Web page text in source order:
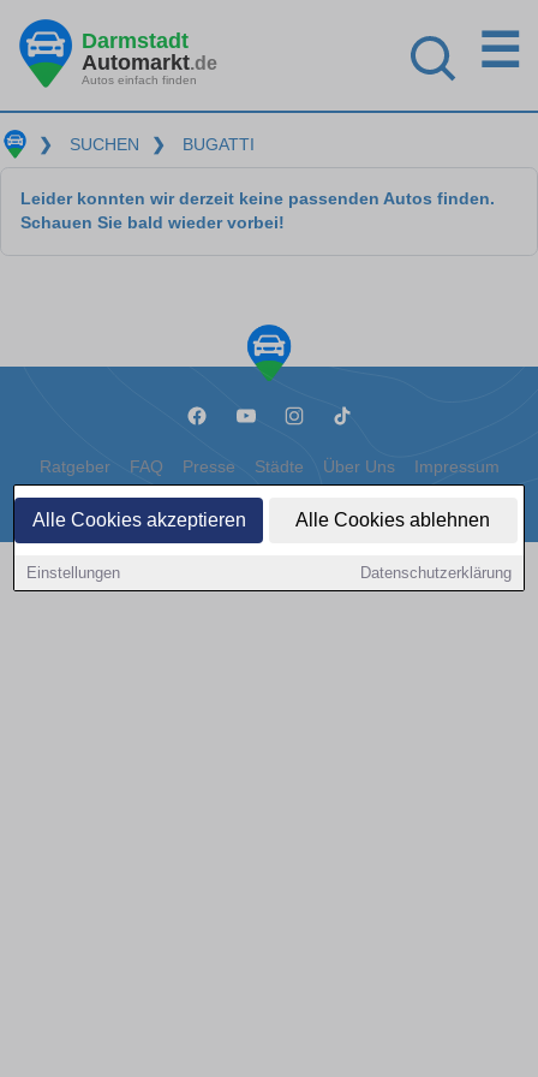
Alle Cookies akzeptieren Alle Cookies ablehnen
Einstellungen Datenschutzerklärung
Darmstadt
Automarkt.de
Autos einfach finden
☰
❯ SUCHEN ❯ BUGATTI
Leider konnten wir derzeit keine passenden Autos finden.
Schauen Sie bald wieder vorbei!
Ratgeber FAQ Presse Städte Über Uns Impressum
Datenschutz Cookies
Copyright © 2000 - 2026 | 1A Infosysteme GmbH | Content by: 1a-sites-autos